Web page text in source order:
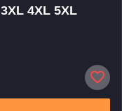
4XL 5XL